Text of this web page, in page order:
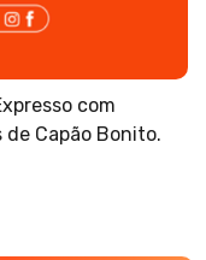
com
Capão Bonito.